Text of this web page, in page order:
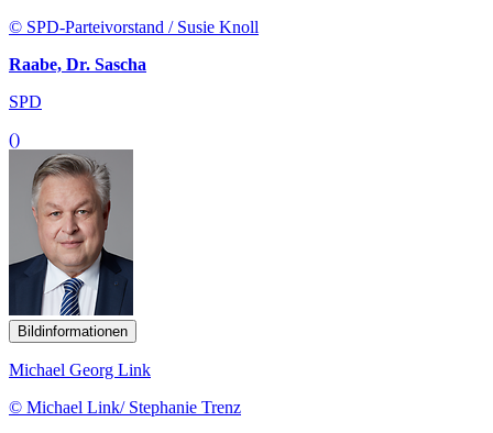
© SPD-Parteivorstand / Susie Knoll
Raabe, Dr. Sascha
SPD
()
Bildinformationen
Michael Georg Link
© Michael Link/ Stephanie Trenz